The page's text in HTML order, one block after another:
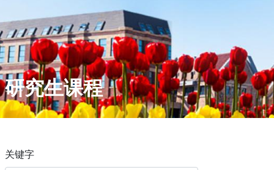
研究生课程
关键字